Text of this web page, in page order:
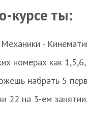
курсе ты:
-
номерах как
набрать 5
22 на 3-ем